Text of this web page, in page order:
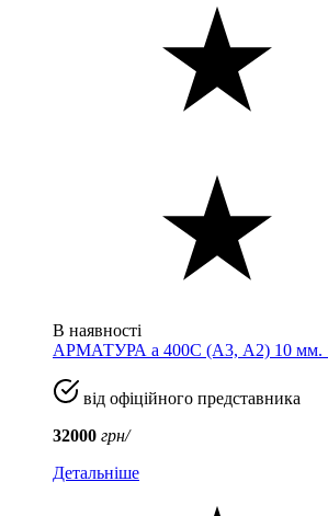
В наявності
АРМАТУРА а 400C (A3, А2) 10 мм.
від офіційного представника
32000 грн/
Детальніше